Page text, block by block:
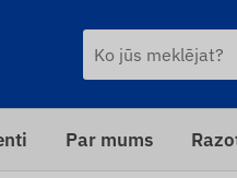
Par mums